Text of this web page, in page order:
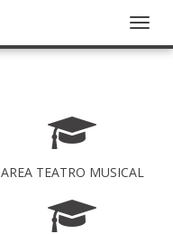
AREA TEATRO MUSICAL